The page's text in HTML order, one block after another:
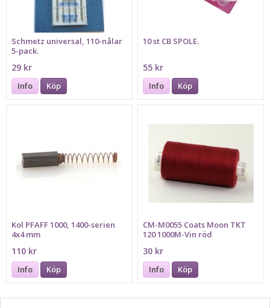
Schmetz universal, 110-nålar
5-pack.
29 kr
Info Köp
10 st CB SPOLE.
55 kr
Info Köp
Kol PFAFF 1000, 1400-serien
4x4 mm
110 kr
Info Köp
CM-M0055 Coats Moon TKT
120 1000M-Vin röd
30 kr
Info Köp